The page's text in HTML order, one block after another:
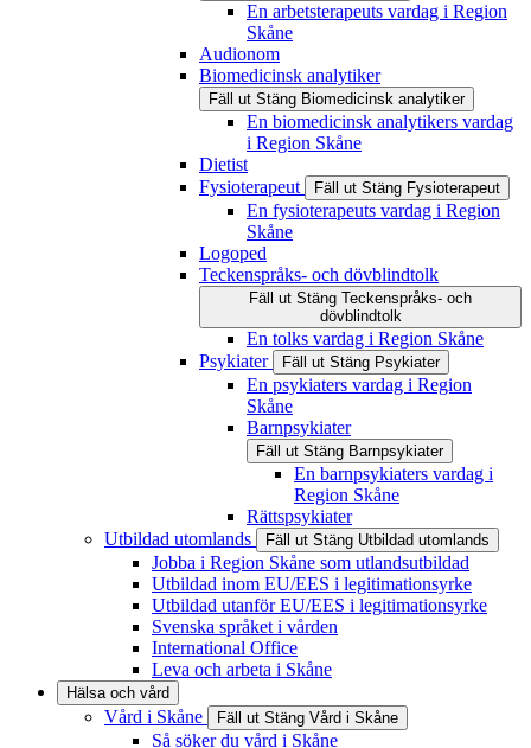
En arbetsterapeuts vardag i Region
Skåne
Audionom
Biomedicinsk analytiker
Fäll ut Stäng Biomedicinsk analytiker
En biomedicinsk analytikers vardag
i Region Skåne
Dietist
Fysioterapeut
Fäll ut Stäng Fysioterapeut
En fysioterapeuts vardag i Region
Skåne
Logoped
Teckenspråks- och dövblindtolk
Fäll ut Stäng Teckenspråks- och
dövblindtolk
En tolks vardag i Region Skåne
Psykiater
Fäll ut Stäng Psykiater
En psykiaters vardag i Region
Skåne
Barnpsykiater
Fäll ut Stäng Barnpsykiater
En barnpsykiaters vardag i
Region Skåne
Rättspsykiater
Utbildad utomlands
Fäll ut Stäng Utbildad utomlands
Jobba i Region Skåne som utlandsutbildad
Utbildad inom EU/EES i legitimationsyrke
Utbildad utanför EU/EES i legitimationsyrke
Svenska språket i vården
International Office
Leva och arbeta i Skåne
Hälsa och vård
Vård i Skåne Fäll ut Stäng Vård i Skåne
Så söker du vård i Skåne